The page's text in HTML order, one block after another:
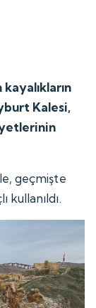
Kalesi,
geçmişte
kullanıldı.